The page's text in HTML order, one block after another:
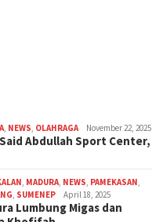
, NEWS, OLAHRAGA November 22, 2025
Abdullah Sport Center,
, MADURA, NEWS, PAMEKASAN,
, SUMENEP April 18, 2025
Lumbung Migas dan